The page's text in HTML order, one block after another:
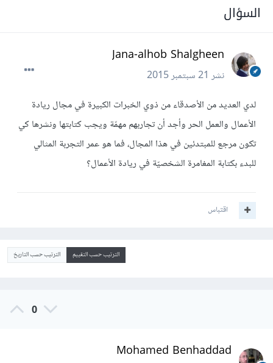
السؤال
Jana-alhob Shalgheen
نشر21 سبتمبر 2015
لدي العديد من الأصدقاء من ذوي الخبرات الكبيرة في مجال ريادة
الأعمال والعمل الحر وأجد أن تجاربهم مهمّة ويجب كتابتها ونشرها كي
تكون مرجع للمبتدئين في هذا المجال، فما هو عمر التجربة المثالي
للبدء بكتابة المغامرة الشخصيّة في ريادة الأعمال؟
اقتباس
الترتيب حسب التقييم الترتيب حسب التاريخ
0
Mohamed Benhaddad